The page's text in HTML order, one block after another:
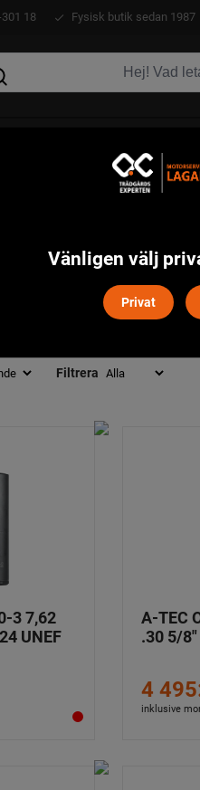
18 Fysisk butik sedan 1987
I DENNA
Filtrera
3 7,62
UNEF
A-TEC
.30 5/
4
inklusive
Vänligen välj
Privat